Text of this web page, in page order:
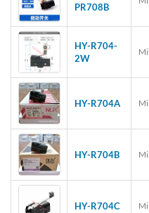
PR708B
HY-R704-
2W
HY-R704A
HY-R704B
HY-R704C